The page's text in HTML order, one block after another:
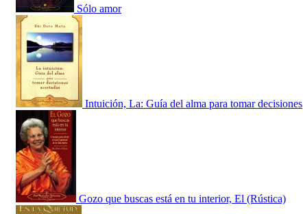
Sólo amor
Intuición, La: Guía del alma para tomar decisiones
Gozo que buscas está en tu interior, El (Rústica)